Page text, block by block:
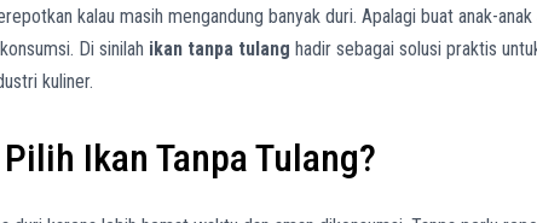
kalau masih mengandung banyak duri. Apalagi buat anak-
Di sinilah ikan tanpa tulang hadir sebagai solusi praktis
kuliner.
Ikan Tanpa Tulang?